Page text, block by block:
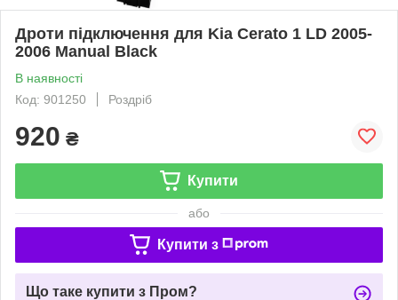
Дроти підключення для Kia Cerato 1 LD 2005-
2006 Manual Black
В наявності
Код: 901250
Роздріб
920 ₴
Купити
або
Купити з
Що таке купити з Пром?